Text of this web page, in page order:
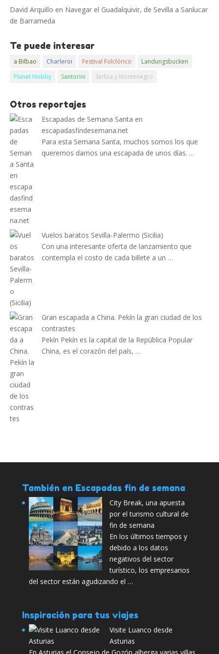
David Arquillo en Navegar el Guadalquivir, de Sevilla a Sanlucar
de Barrameda
Te puede interesar
a Bilbao Charleroi Festival Folclórico
Landungsbucken
Planet Hobby
Santorini Serbia y Montenegro
Otros reportajes
Escapadas de Semana Santa en
escapadasfindesemana.net
Para esta Semana Santa, muchos somos los que
queremos darnos una escapada de unos días. …
Vuelos baratos Sevilla-Palermo (Sicilia)
Con una interesante oferta de lanzamiento que
contempla el costo de cada billete a un …
Gran escapada a China. Pekín la gran ciudad de los
contrastes
Pekín Pekín es la capital de la República Popular
China, es el corazón del país, …
También en Escapadas fin de semana
City Break, una apuesta
por el turismo cultural de
fin de semana
En los últimos tiempos y
debido a los datos
negativos del sector
turístico, los empresarios
del sector están agudizando el …
Inspiración para tus viajes
Visite Luanco desde
Asturias